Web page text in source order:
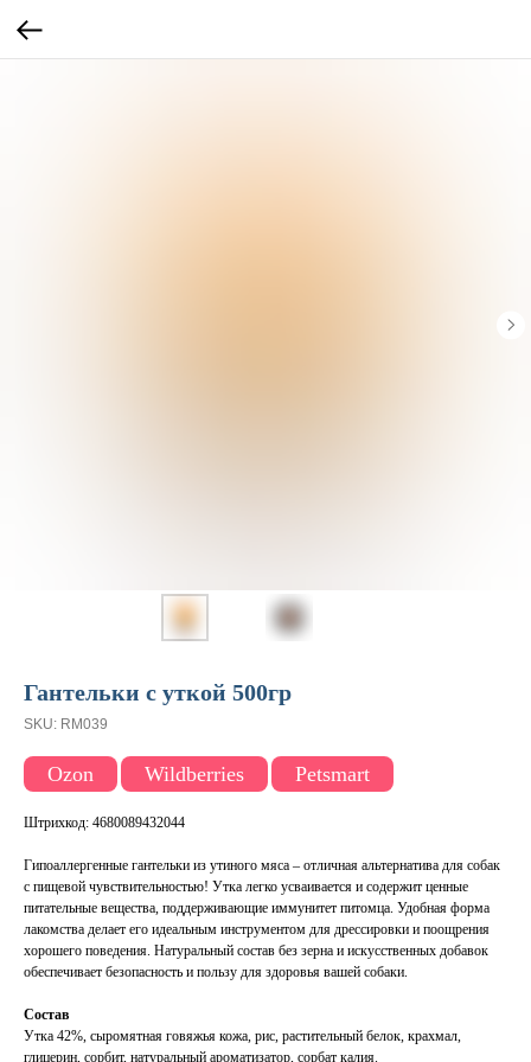
Гантельки с уткой 500гр
SKU: RM039
Ozon Wildberries Petsmart
Штрихкод: 4680089432044
Гипоаллергенные гантельки из утиного мяса – отличная альтернатива для собак
с пищевой чувствительностью! Утка легко усваивается и содержит ценные
питательные вещества, поддерживающие иммунитет питомца. Удобная форма
лакомства делает его идеальным инструментом для дрессировки и поощрения
хорошего поведения. Натуральный состав без зерна и искусственных добавок
обеспечивает безопасность и пользу для здоровья вашей собаки.
Состав
Утка 42%, сыромятная говяжья кожа, рис, растительный белок, крахмал,
глицерин, сорбит, натуральный ароматизатор, сорбат калия.